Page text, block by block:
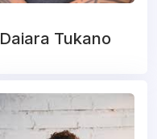
Daiara Tukano